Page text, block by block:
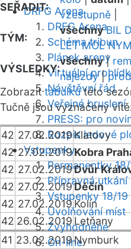
DRFG Arena
DRFG Arena
Schéma tribun
Plánek areny
Virtuální
Návštěvní řád
Veřejné bruslení
PRESS: pro
Rozpis ledové
Vstupenky
Permanentky 18/
Přípravná utkání
Vstupenky 18/19
Uvolňování míst
Zvýhodněné
On-line
SEŘADIT:
vzestupně
TÝM:
všechny BIL
LET MOL NYM
VÝSLEDKY:
všechny|
nájezdy|
Zobrazittabulkutéto
Tučně jsou vyznačeny
42 27.02.2019Klatovy
42 27.02.2019Kobra
42 27.02.2019Dvůr
42 27.02.2019Děčín
42 27.02.2019Kolín
42 26.02.2019 Letňany
41 23.02.2019Nymburk